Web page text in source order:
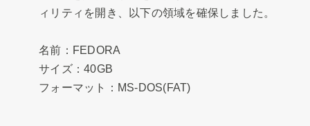
ィリティを開き、以下の領域を確保しました。
名前：FEDORA
サイズ：40GB
フォーマット：MS-DOS(FAT)